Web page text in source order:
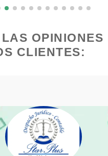
de Rehabilitación
Hospitales
Integrales
y Lubricantes
OPINIONES
CLIENTES: